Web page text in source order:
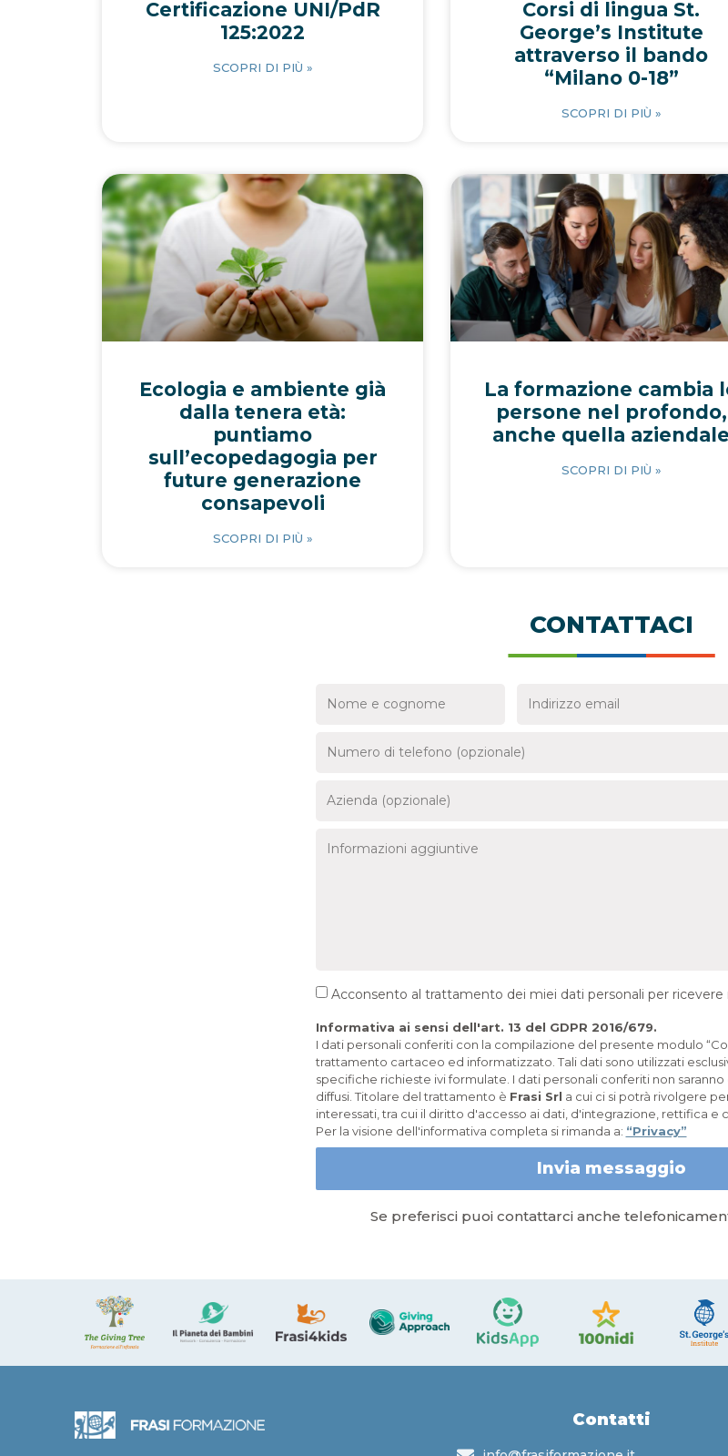
Certificazione UNI/PdR
125:2022
SCOPRI DI PIÙ »
Corsi di lingua St.
George’s Institute
attraverso il bando
“Milano 0-18”
SCOPRI DI PIÙ »
Ecologia e ambiente già
dalla tenera età:
puntiamo
sull’ecopedagogia per
future generazione
consapevoli
SCOPRI DI PIÙ »
La formazione cambia
persone nel profondo,
anche quella aziendale
SCOPRI DI PIÙ »
CONTATTACI
Acconsento al trattamento dei miei dati personali per ricevere
Informativa ai sensi dell'art. 13 del GDPR 2016/679.
I dati personali conferiti con la compilazione del presente modulo
trattamento cartaceo ed informatizzato. Tali dati sono utilizzati
specifiche richieste ivi formulate. I dati personali conferiti non
diffusi. Titolare del trattamento è Frasi Srl a cui ci si potrà rivolgere
interessati, tra cui il diritto d'accesso ai dati, d'integrazione, rettifica e
Per la visione dell'informativa completa si rimanda a: “Privacy”
Invia messaggio
Se preferisci puoi contattarci anche
Contatti